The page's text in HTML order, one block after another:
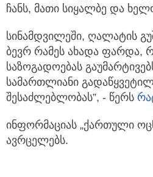
ჩანს, მათი სიყალბე და
სინამდვილეში, ღალატის
ბევრ რამეს ახადა ფარდა,
საზოგადოებას
სამართლიანი
შესაძლებლობას”, - წერს
ინფორმაციას „ქართული
ავრცელებს.